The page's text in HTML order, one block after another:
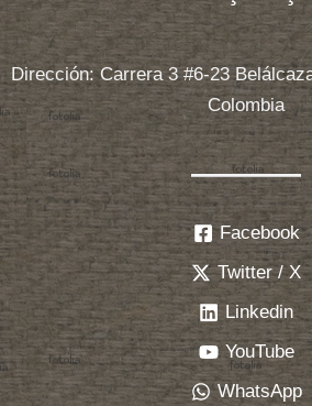
Dirección: Carrera 3 #6-23
Colombia
Facebook
Twitter / X
Linkedin
YouTube
WhatsApp